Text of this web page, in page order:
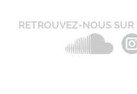
RETROUVEZ-NOUS SUR